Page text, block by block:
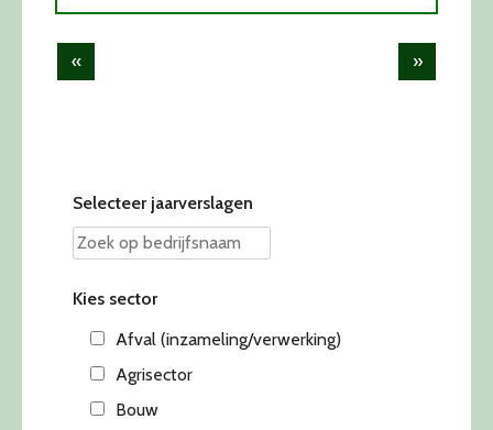
Post
« »
Selecteer jaarverslagen
Kies sector
Afval (inzameling/verwerking)
Agrisector
Bouw